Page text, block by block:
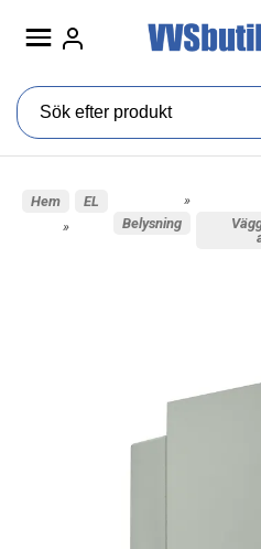
Hem
»
EL
»
Belysning